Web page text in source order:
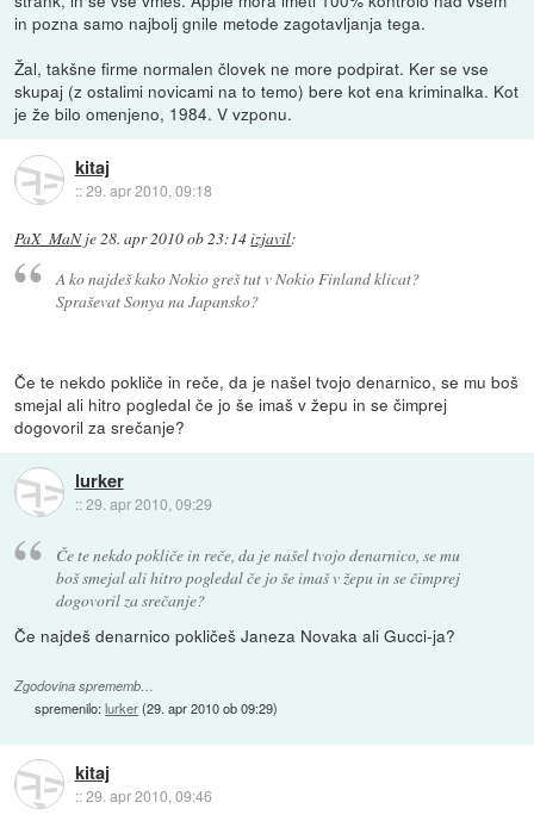
in pozna samo najbolj gnile metode zagotavljanja tega.
Žal, takšne firme normalen človek ne more podpirat. Ker se vse
skupaj (z ostalimi novicami na to temo) bere kot ena kriminalka. Kot
je že bilo omenjeno, 1984. V vzponu.
kitaj
::29. apr 2010, 09:18
PaX_MaNje28. apr 2010 ob 23:14izjavil:
A ko najdeš kako Nokio greš tut v Nokio Finland klicat?
Spraševat Sonya na Japansko?
Če te nekdo pokliče in reče, da je našel tvojo denarnico, se mu boš
smejal ali hitro pogledal če jo še imaš v žepu in se čimprej
dogovoril za srečanje?
lurker
::29. apr 2010, 09:29
Če te nekdo pokliče in reče, da je našel tvojo denarnico, se mu
boš smejal ali hitro pogledal če jo še imaš v žepu in se čimprej
dogovoril za srečanje?
Če najdeš denarnico pokličeš Janeza Novaka ali Gucci-ja?
Zgodovina sprememb…
spremenilo:lurker(29. apr 2010 ob 09:29)
kitaj
::29. apr 2010, 09:46